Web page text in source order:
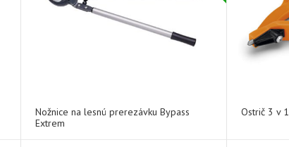
Nožnice na lesnú prerezávku Bypass
Extrem
Ostrič 3 v 1